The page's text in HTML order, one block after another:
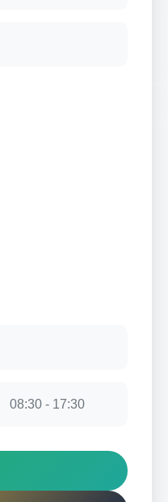
08:30 - 17:30